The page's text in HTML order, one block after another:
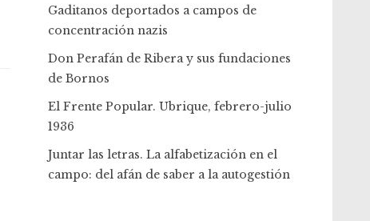
Gaditanos deportados a campos de
concentración nazis
Don Perafán de Ribera y sus fundaciones
de Bornos
El Frente Popular. Ubrique, febrero-julio
1936
Juntar las letras. La alfabetización en el
campo: del afán de saber a la autogestión